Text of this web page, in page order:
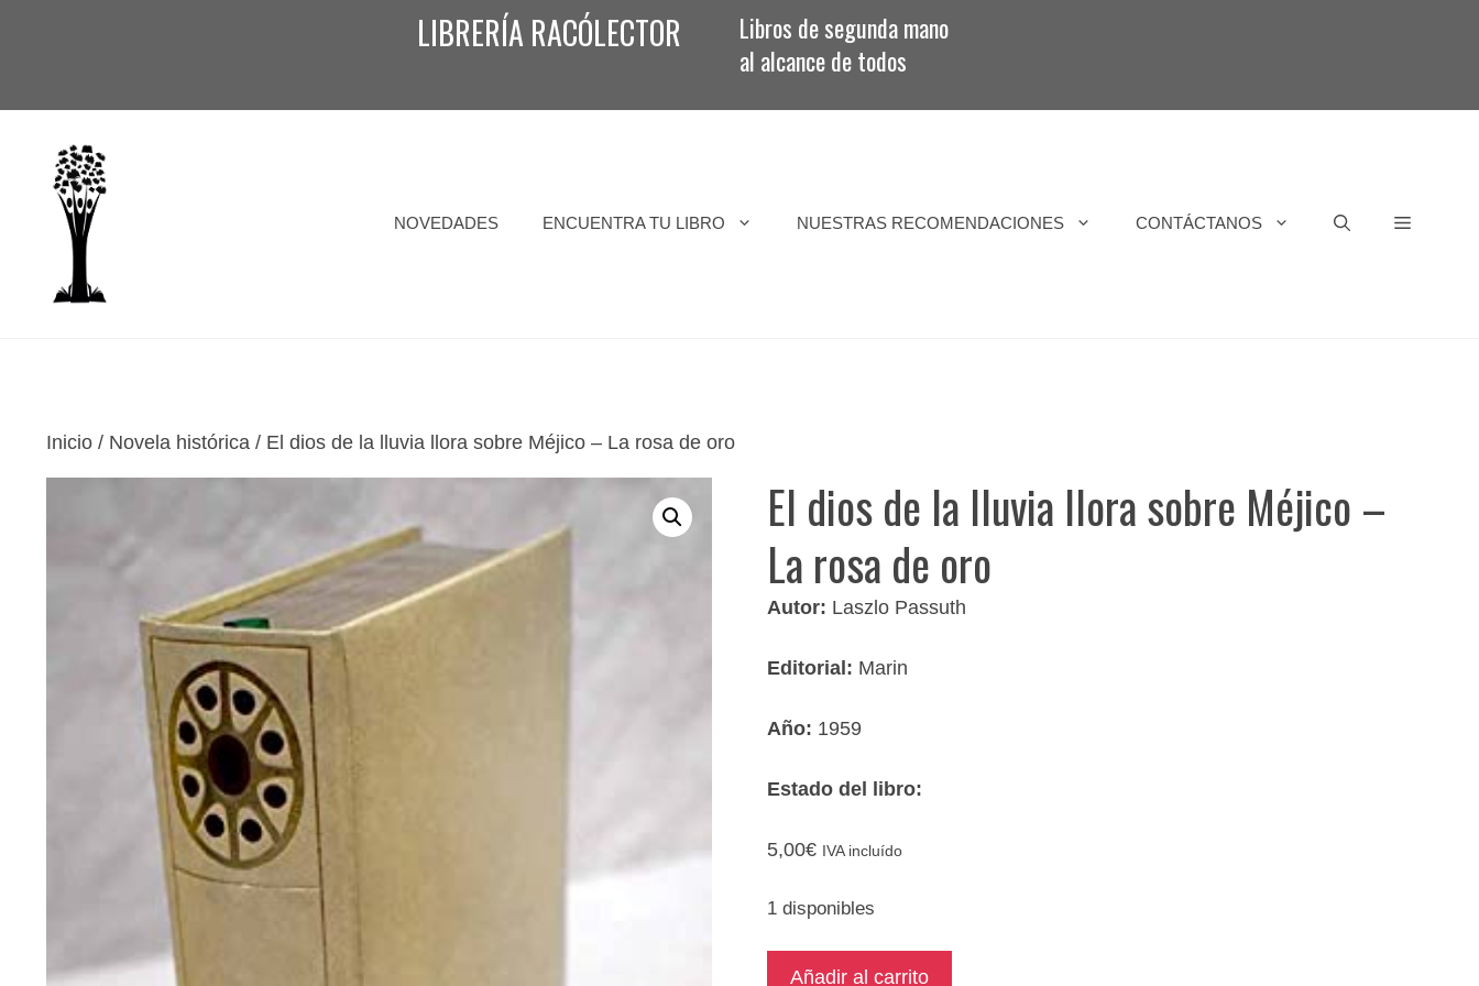
LIBRERÍA RACÓLECTOR
Libros de segunda mano
al alcance de todos
NOVEDADES ENCUENTRA TU LIBRO NUESTRAS RECOMENDACIONES CONTÁCTANOS
Inicio / Novela histórica / El dios de la lluvia llora sobre Méjico – La rosa de oro
El dios de la lluvia llora sobre Méjico –
La rosa de oro
Autor: Laszlo Passuth
Editorial: Marin
Año: 1959
Estado del libro:
5,00€ IVA incluído
1 disponibles
Añadir al carrito